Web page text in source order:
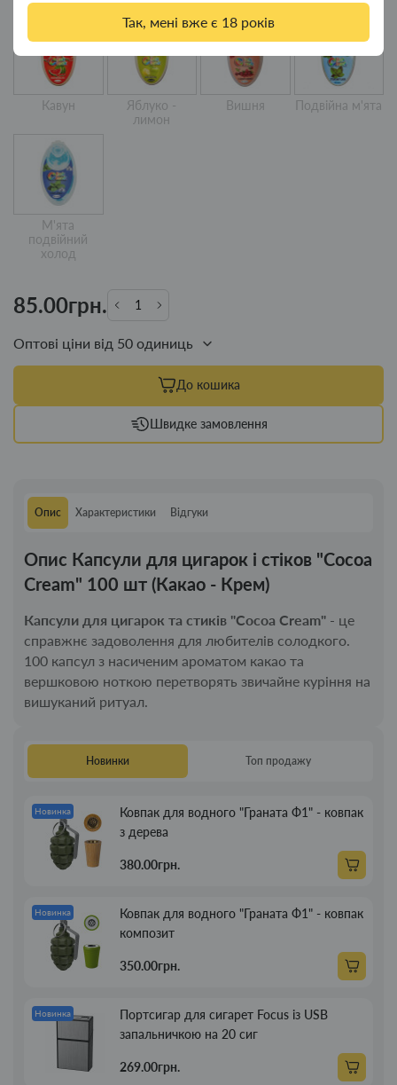
Так, мені вже є 18 років
Кавун
Яблуко -
лимон
Вишня Подвійна м'ята
М'ята
подвійний
холод
85.00грн.
Оптові ціни від 50 одиниць
До кошика
Швидке замовлення
Опис Характеристики Відгуки
Опис Капсули для цигарок і стіков "Cocoa
Cream" 100 шт (Какао - Крем)
Капсули для цигарок та стиків "Cocoa Cream" - це
справжнє задоволення для любителів солодкого.
100 капсул з насиченим ароматом какао та
вершковою ноткою перетворять звичайне куріння на
вишуканий ритуал.
Новинки Топ продажу
Новинка
Ковпак для водного "Граната Ф1" - ковпак
з дерева
380.00грн.
Новинка
Ковпак для водного "Граната Ф1" - ковпак
композит
350.00грн.
Новинка
Портсигар для сигарет Focus із USB
запальничкою на 20 сиг
269.00грн.